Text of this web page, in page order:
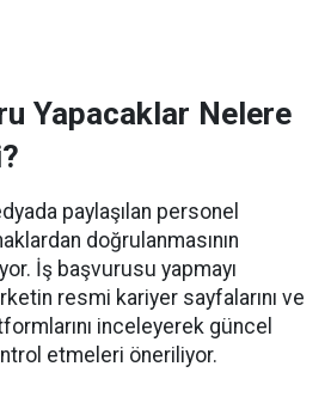
Yapacaklar Nelere
paylaşılan personel
doğrulanmasının
İş başvurusu yapmayı
resmi kariyer sayfalarını ve
inceleyerek güncel
etmeleri öneriliyor.